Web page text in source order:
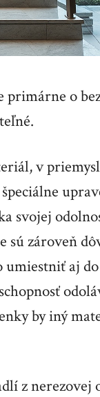
o
v
svojej
zároveň
umiestniť aj
by iný
z nerezovej